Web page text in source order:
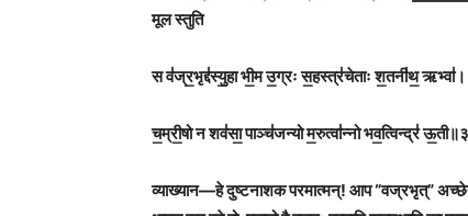
मूल स्तुति
स व॑ज्र॒भृद्द॑स्यु॒हा भी॒म उ॒ग्रः स॒हस्त्र॑चेताः श॒तनी॑थ॒ ऋभ्वा॑।
च॒म्री॒षो न शव॑सा॒ पाञ्च॑जन्यो म॒रुत्वा॑न्नो भव॒त्विन्द्र॑
व्याख्यान—हे दुष्टनाशक परमात्मन्! आप “वज्रभृत्”